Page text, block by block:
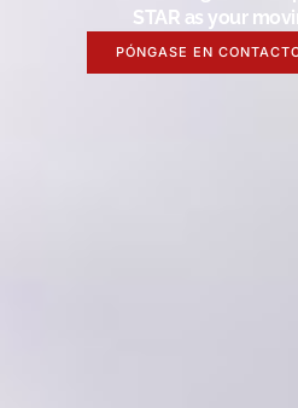
STAR as your
PÓNGASE EN